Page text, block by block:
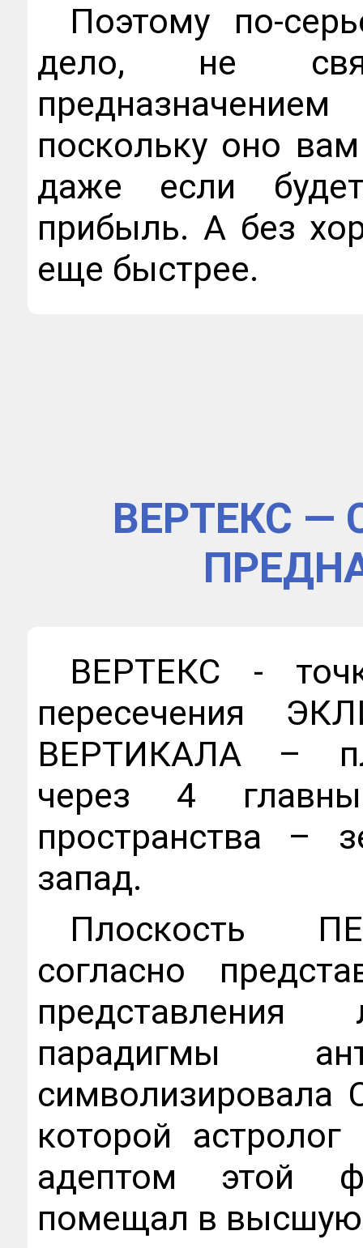
Поэтому по-
дело, не
поскольку оно
даже если
прибыль. А без
еще быстрее.
ВЕРТЕКС —
ВЕРТЕКС -
пересечения
ВЕРТИКАЛА –
через 4
пространства –
запад.
Плоскость
согласно
парадигмы
символизировала
которой
адептом этой
помещал в высшую